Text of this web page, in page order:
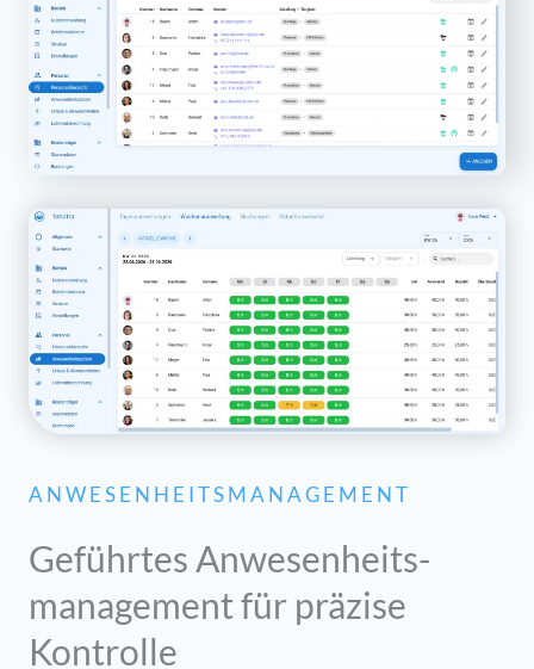
ANWESENHEITSMANAGEMENT
Geführtes Anwesenheits-
management für präzise
Kontrolle